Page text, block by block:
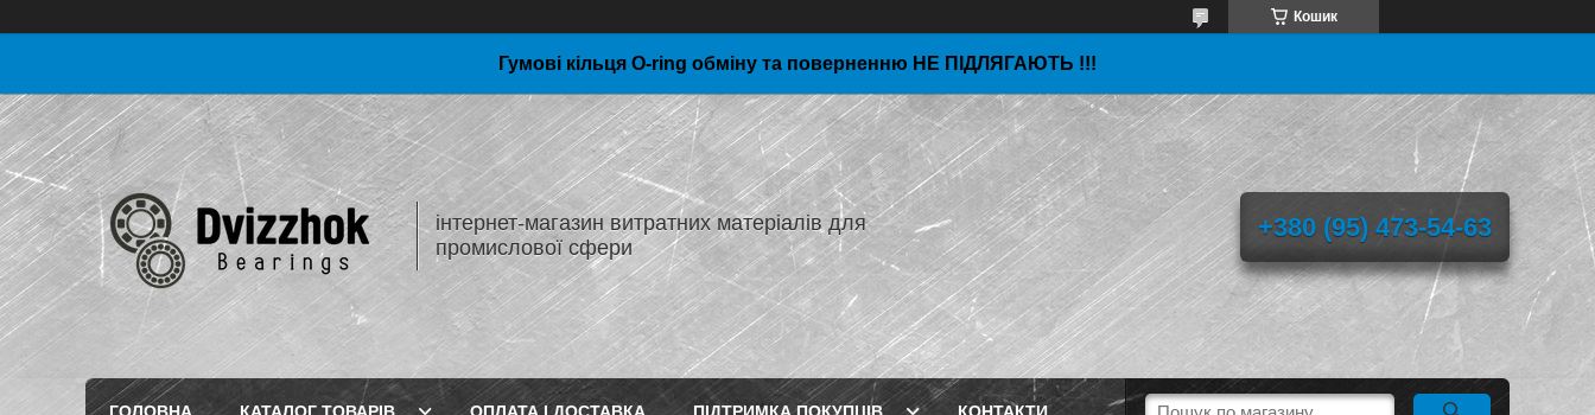
Кошик
Гумові кільця O-ring обміну та поверненню НЕ ПІДЛЯГАЮТЬ !!!
інтернет-магазин витратних матеріалів для
промислової сфери
+380 (95) 473-54-63